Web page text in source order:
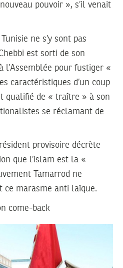
pouvoir », s’il venait
ne s’y sont pas
est sorti de son
l’Assemblée pour fustiger «
caractéristiques d’un coup
qualifié de « traître » à son
se réclamant de
provisoire décrète
que l’islam est la «
Tamarrod ne
ce marasme anti laïque.
come-back